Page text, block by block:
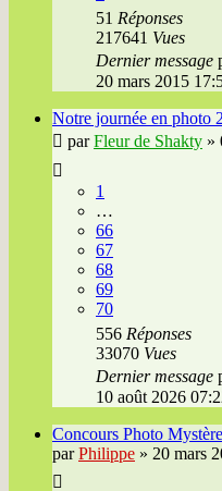
51 Réponses
217641 Vues
Dernier message
20 mars 2015
Notre journée en photo
parFleur de Shakty »
1
…
66
67
68
69
70
556 Réponses
33070 Vues
Dernier message
10 août 2026
Concours Photo
parPhilippe » 20 mars